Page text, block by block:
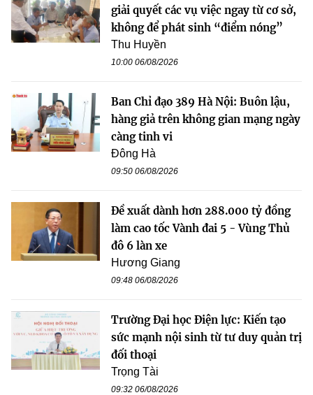
giải quyết các vụ việc ngay từ cơ sở,
không để phát sinh “điểm nóng”
Thu Huyền
10:00 06/08/2026
Ban Chỉ đạo 389 Hà Nội: Buôn lậu,
hàng giả trên không gian mạng ngày
càng tinh vi
Đông Hà
09:50 06/08/2026
Đề xuất dành hơn 288.000 tỷ đồng
làm cao tốc Vành đai 5 - Vùng Thủ
đô 6 làn xe
Hương Giang
09:48 06/08/2026
Trường Đại học Điện lực: Kiến tạo
sức mạnh nội sinh từ tư duy quản trị
đối thoại
Trọng Tài
09:32 06/08/2026